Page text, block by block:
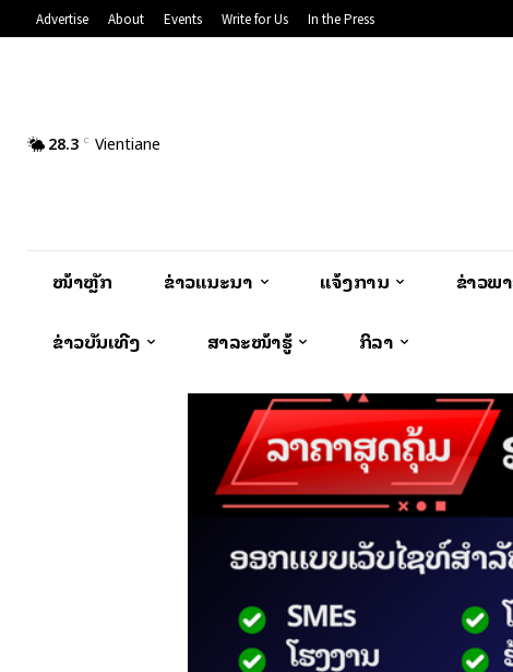
Advertise About Events Write for Us In the Press
28.3 C Vientiane
ໜ້າຫຼັກ ຂ່າວແນະນຳ ແຈ້ງການ ຂ່າວພ
ຂ່າວບັນເທີງ ສາລະໜ້າຮູ້ ກິລາ